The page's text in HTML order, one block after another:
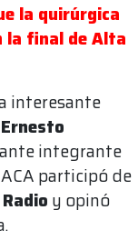
la quirúrgica
la final de Alta
interesante
Ernesto
integrante
participó de
y opinó